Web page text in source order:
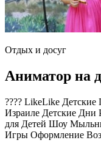
Отдых и досуг
Аниматор на
???? LikeLike
Израиле Детские
для Детей Шоу
Игры Оформление